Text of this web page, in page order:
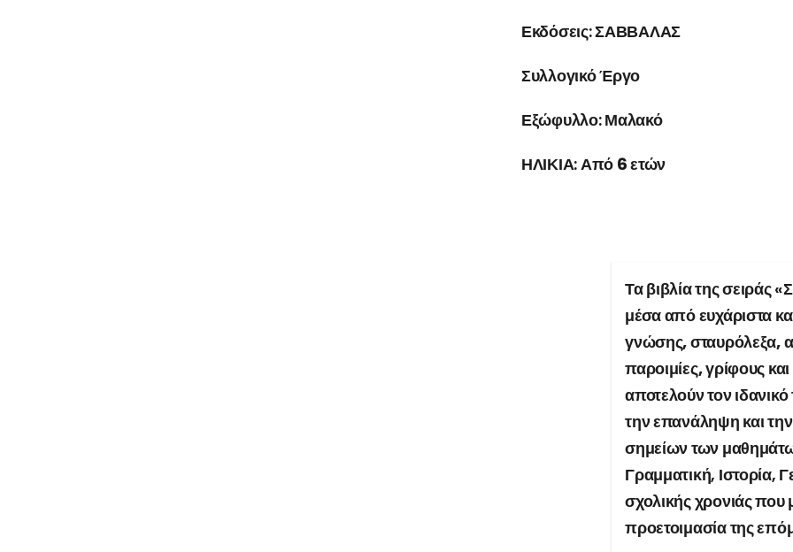
Εκδόσεις:ΣΑΒΒΑΛΑΣ
Συλλογικό Έργο
Εξώφυλλο:Μαλακό
ΗΛΙΚΙΑ:Από 6 ετών
Τα βιβλία της σειράς
μέσα από ευχάριστα
γνώσης, σταυρόλεξα,
παροιμίες, γρίφους
αποτελούν τον
τηνεπανάληψη και
σημείων των
Γραμματική, Ιστορία,
σχολικής χρονιάς που
προετοιμασία της